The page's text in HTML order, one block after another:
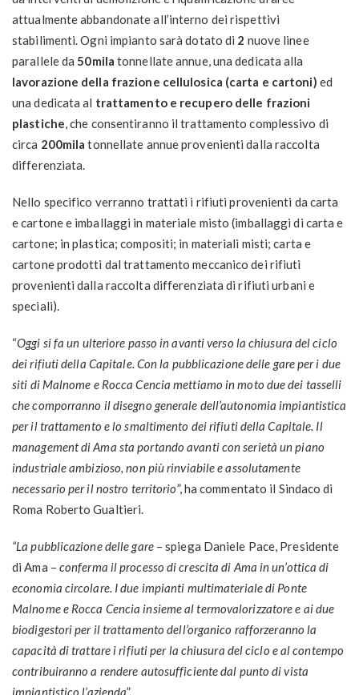
attualmente abbandonate all’interno dei rispettivi
stabilimenti. Ogni impianto sarà dotato di 2 nuove linee
parallele da50mila tonnellate annue, una dedicata alla
lavorazione della frazione cellulosica (carta e cartoni) ed
una dedicata al trattamento e recupero delle frazioni
plastiche, che consentiranno il trattamento complessivo di
circa 200mila tonnellate annue provenienti dalla raccolta
differenziata.
Nello specifico verranno trattati i rifiuti provenienti da carta
e cartone e imballaggi in materiale misto (imballaggi di carta e
cartone; in plastica; compositi; in materiali misti; carta e
cartone prodotti dal trattamento meccanico dei rifiuti
provenienti dalla raccolta differenziata di rifiuti urbani e
speciali).
“Oggi si fa un ulteriore passo in avanti verso la chiusura del ciclo
dei rifiuti della Capitale. Con la pubblicazione delle gare per i due
siti di Malnome e Rocca Cencia mettiamo in moto due dei tasselli
che comporranno il disegno generale dell’autonomia impiantistica
per il trattamento e lo smaltimento dei rifiuti della Capitale. Il
management di Ama sta portando avanti con serietà un piano
industriale ambizioso, non più rinviabile e assolutamente
necessario per il nostro territorio”, ha commentato il Sindaco di
Roma Roberto Gualtieri.
“La pubblicazione delle gare– spiega Daniele Pace, Presidente
di Ama – conferma il processo di crescita di Ama in un’ottica di
economia circolare. I due impianti multimateriale di Ponte
Malnome e Rocca Cencia insieme al termovalorizzatore e ai due
biodigestori per il trattamento dell’organico rafforzeranno la
capacità di trattare i rifiuti per la chiusura del ciclo e al contempo
contribuiranno a rendere autosufficiente dal punto di vista
impiantistico l’azienda”.